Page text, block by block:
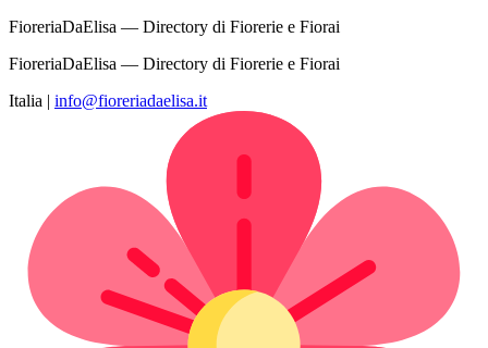
FioreriaDaElisa — Directory di Fiorerie e Fiorai
FioreriaDaElisa — Directory di Fiorerie e Fiorai
Italia | info@fioreriadaelisa.it